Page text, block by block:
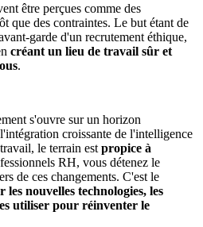
être perçues comme des
que des contraintes. Le but étant de
garde d'un recrutement éthique,
créant un lieu de travail sûr et
.
s'ouvre sur un horizon
croissante de l'intelligence
le terrain est propice à
RH, vous détenez le
de ces changements. C'est le
les nouvelles technologies, les
utiliser pour réinventer le